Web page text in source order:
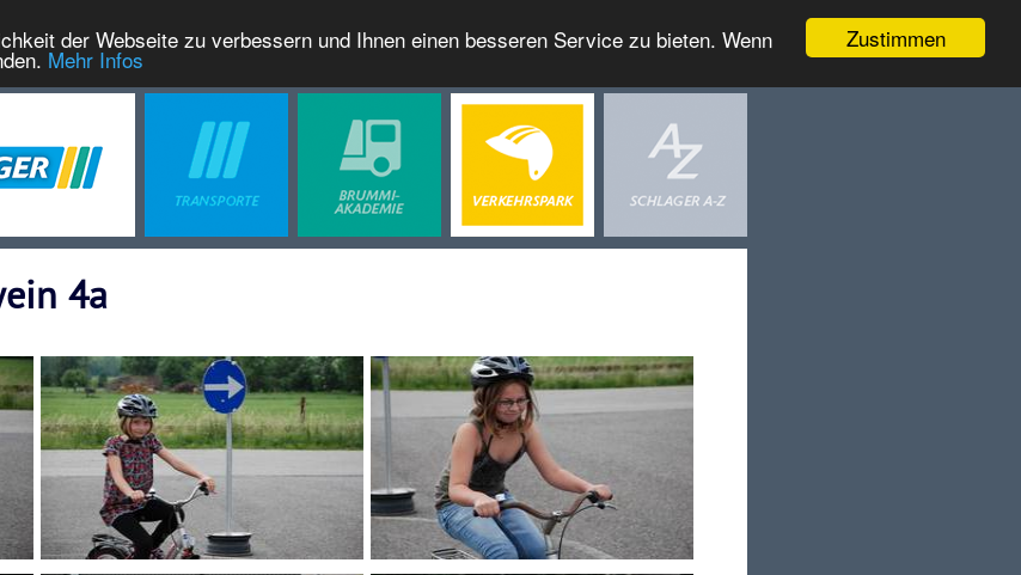
Zustimmen
der Webseite zu verbessern und Ihnen einen besseren Service zu bieten. Wenn
Mehr Infos
4a